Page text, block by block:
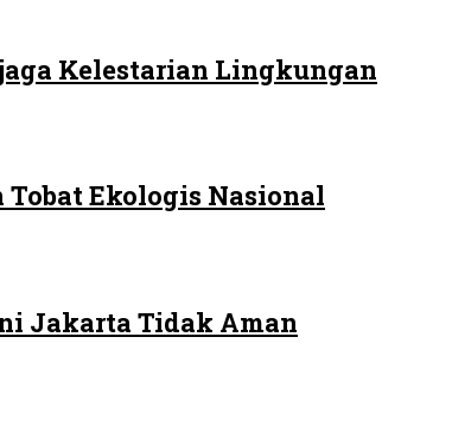
Kelestarian Lingkungan
Ekologis Nasional
Jakarta Tidak Aman